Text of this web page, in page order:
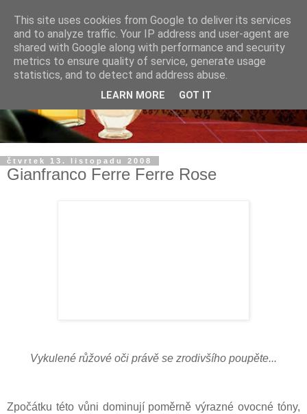
čtvrtek 13. listopadu 2008
Gianfranco Ferre Ferre Rose
Vykulené růžové oči právě se zrodivšího poupěte...
Zpočátku této vůni dominují poměrně výrazné ovocné tóny,
This site uses cookies from Google to deliver its services
and to analyze traffic. Your IP address and user-agent are
shared with Google along with performance and security
metrics to ensure quality of service, generate usage
statistics, and to detect and address abuse.
LEARN MORE GOT IT